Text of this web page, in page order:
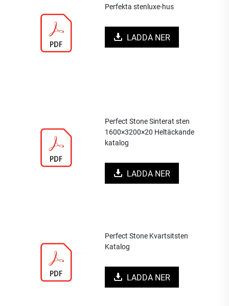
Perfekta stenluxe-hus
LADDA NER
Perfect Stone Sinterat sten
1600×3200×20 Heltäckande
katalog
LADDA NER
Perfect Stone Kvartsitsten
Katalog
LADDA NER